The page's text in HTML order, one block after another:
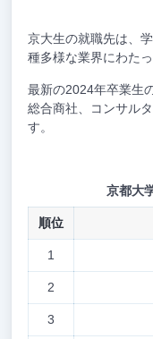
京大生の就職先は、
種多様な業界にわたっ
最新の2024年卒業生
総合商社、コンサル
す。
京都大
順位
1
2
3